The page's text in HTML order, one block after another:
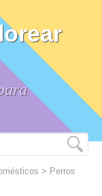
> Perros